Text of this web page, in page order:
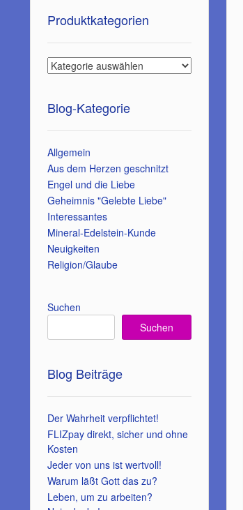
Produktkategorien
Blog-Kategorie
Allgemein
Aus dem Herzen geschnitzt
Engel und die Liebe
Geheimnis "Gelebte Liebe"
Interessantes
Mineral-Edelstein-Kunde
Neuigkeiten
Religion/Glaube
Suchen
Suchen
Blog Beiträge
Der Wahrheit verpflichtet!
FLIZpay direkt, sicher und ohne
Kosten
Jeder von uns ist wertvoll!
Warum läßt Gott das zu?
Leben, um zu arbeiten?